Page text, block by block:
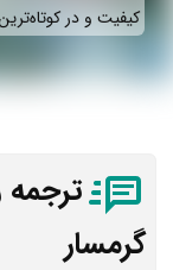
کیفیت و در
گرمسار